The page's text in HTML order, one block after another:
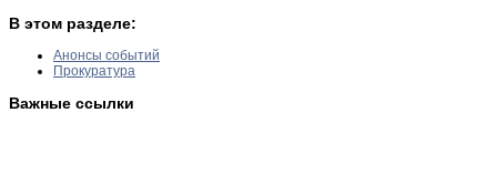
В этом разделе:
Анонсы событий
Прокуратура
Важные ссылки